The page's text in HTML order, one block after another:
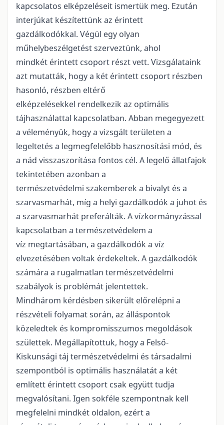
kapcsolatos elképzeléseit ismertük meg. Ezután
interjúkat készítettünk az érintett
gazdálkodókkal. Végül egy olyan
műhelybeszélgetést szerveztünk, ahol
mindkét érintett csoport részt vett. Vizsgálataink
azt mutatták, hogy a két érintett csoport részben
hasonló, részben eltérő
elképzelésekkel rendelkezik az optimális
tájhasználattal kapcsolatban. Abban megegyezett
a véleményük, hogy a vizsgált területen a
legeltetés a legmegfelelőbb hasznosítási mód, és
a nád visszaszorítása fontos cél. A legelő állatfajok
tekintetében azonban a
természetvédelmi szakemberek a bivalyt és a
szarvasmarhát, míg a helyi gazdálkodók a juhot és
a szarvasmarhát preferálták. A vízkormányzással
kapcsolatban a természetvédelem a
víz megtartásában, a gazdálkodók a víz
elvezetésében voltak érdekeltek. A gazdálkodók
számára a rugalmatlan természetvédelmi
szabályok is problémát jelentettek.
Mindhárom kérdésben sikerült előrelépni a
részvételi folyamat során, az álláspontok
közeledtek és kompromisszumos megoldások
születtek. Megállapítottuk, hogy a Felső-
Kiskunsági táj természetvédelmi és társadalmi
szempontból is optimális használatát a két
említett érintett csoport csak együtt tudja
megvalósítani. Igen sokféle szempontnak kell
megfelelni mindkét oldalon, ezért a